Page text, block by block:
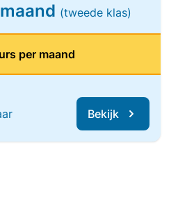
(tweede klas)
per maand
Bekijk